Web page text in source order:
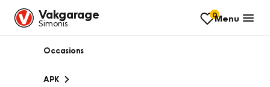
Vakgarage
Simonis
0Menu
Occasions
APK